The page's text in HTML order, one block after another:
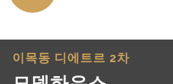
이목동 디에트르 2차